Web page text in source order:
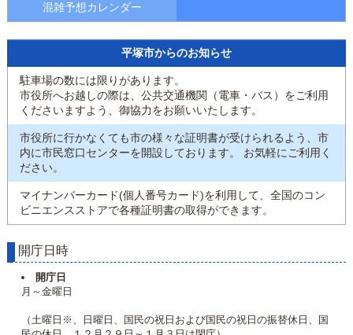
混雑予想カレンダー
平塚市からのお知らせ
駐車場の数には限りがあります。
市役所へお越しの際は、公共交通機関（電車・バス）をご利用
くださいますよう、御協力をお願いいたします。
市役所に行かなくても市の様々な証明書が受けられるよう、市
内に市民窓口センターを開設しております。 お気軽にご利用く
ださい。
マイナンバーカード(個人番号カード)を利用して、全国のコン
ビニエンスストアで各種証明書の取得ができます。
開庁日時
開庁日
月～金曜日
（土曜日※、日曜日、国民の祝日および国民の祝日の振替休日、国